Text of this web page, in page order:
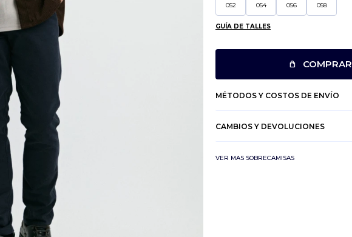
052 054 056 058
GUÍA DE TALLES
COMPRAR
MÉTODOS Y COSTOS DE ENVÍO
CAMBIOS Y DEVOLUCIONES
VER MAS SOBRECAMISAS